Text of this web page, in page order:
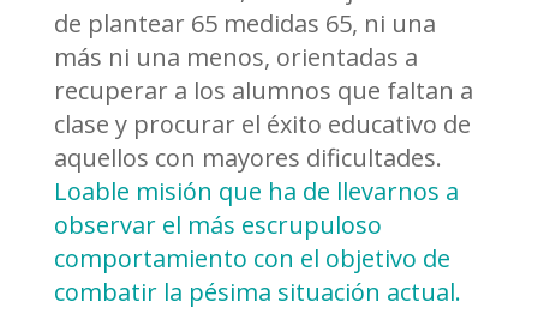
de plantear 65 medidas 65, ni una
más ni una menos, orientadas a
recuperar a los alumnos que faltan a
clase y procurar el éxito educativo de
aquellos con mayores dificultades.
Loable misión que ha de llevarnos a
observar el más escrupuloso
comportamiento con el objetivo de
combatir la pésima situación actual.